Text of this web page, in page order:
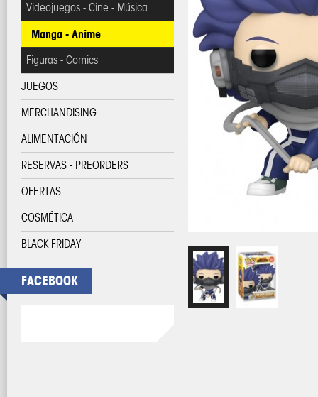
Videojuegos - Cine - Música
Manga - Anime
Figuras - Comics
JUEGOS
MERCHANDISING
ALIMENTACIÓN
RESERVAS - PREORDERS
OFERTAS
COSMÉTICA
BLACK FRIDAY
FACEBOOK